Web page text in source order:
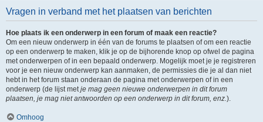
Vragen in verband met het plaatsen van berichten
Hoe plaats ik een onderwerp in een forum of maak een reactie?
Om een nieuw onderwerp in één van de forums te plaatsen of om een reactie
op een onderwerp te maken, klik je op de bijhorende knop op ofwel de pagina
met onderwerpen of in een bepaald onderwerp. Mogelijk moet je je registreren
voor je een nieuw onderwerp kan aanmaken, de permissies die je al dan niet
hebt in het forum staan onderaan de pagina met onderwerpen of in een
onderwerp (de lijst metje mag geen nieuwe onderwerpen in dit forum
plaatsen, je mag niet antwoorden op een onderwerp in dit forum, enz.).
Omhoog